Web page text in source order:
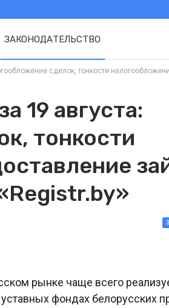
ЗАКОНОДАТЕЛЬСТВО
сделок, тонкости
19 августа:
тонкости
рынке чаще всего
фондах белорусских